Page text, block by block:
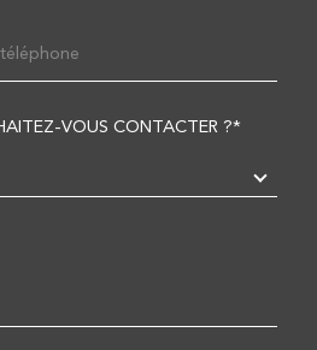
VOUS CONTACTER ?*